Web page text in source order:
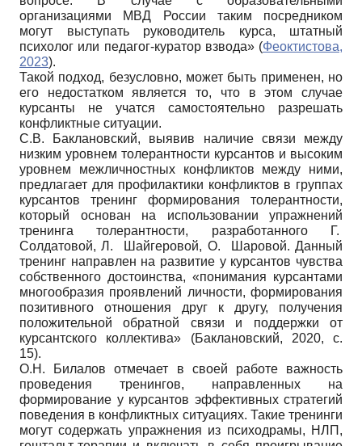
организациями МВД России таким посредником
могут выступать руководитель курса, штатный
психолог или педагог-куратор взвода» (Феоктистова,
2023).
Такой подход, безусловно, может быть применен, но
его недостатком является то, что в этом случае
курсанты не учатся самостоятельно разрешать
конфликтные ситуации.
С.В. Баклановский, выявив наличие связи между
низким уровнем толерантности курсантов и высоким
уровнем межличностных конфликтов между ними,
предлагает для профилактики конфликтов в группах
курсантов тренинг формирования толерантности,
который основан на использовании упражнений
тренинга толерантности, разработанного Г.
Солдатовой, Л. Шайгеровой, О. Шаровой. Данный
тренинг направлен на развитие у курсантов чувства
собственного достоинства, «понимания курсантами
многообразия проявлений личности, формирования
позитивного отношения друг к другу, получения
положительной обратной связи и поддержки от
курсантского коллектива» (Баклановский, 2020, c.
15).
О.Н. Билалов отмечает в своей работе важность
проведения тренингов, направленных на
формирование у курсантов эффективных стратегий
поведения в конфликтных ситуациях. Такие тренинги
могут содержать упражнения из психодрамы, НЛП,